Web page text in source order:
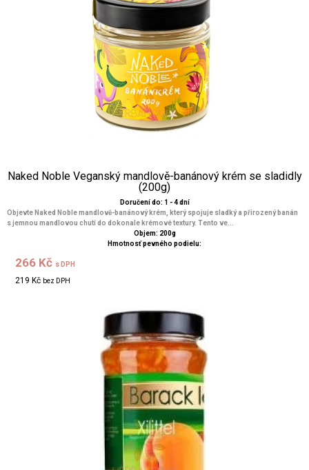
Naked Noble Veganský mandlově-banánový krém se sladidly
(200g)
Doručení do: 1 - 4 dní
Objevte Naked Noble mandlově-banánový krém, který spojuje sladký a přirozený banán
s jemnou mandlovou chutí do dokonale krémové textury. Tento ve...
Objem: 200g
Hmotnosť pevného podielu:
266 Kč s DPH
219 Kč bez DPH